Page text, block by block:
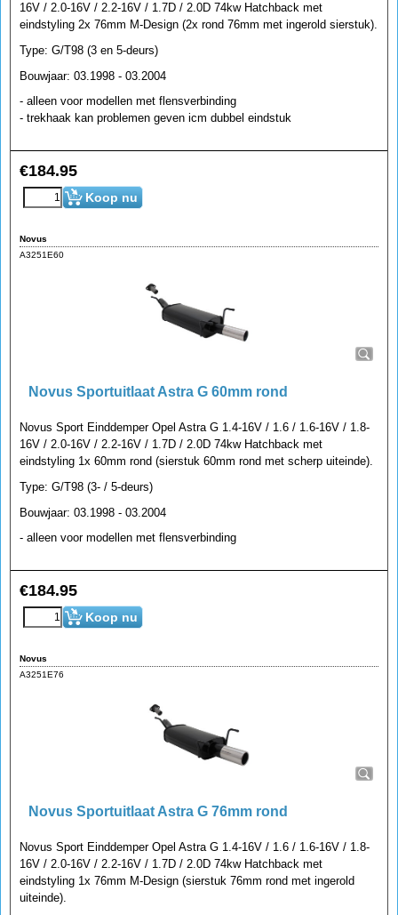
16V / 2.0-16V / 2.2-16V / 1.7D / 2.0D 74kw Hatchback met
eindstyling 2x 76mm M-Design (2x rond 76mm met ingerold sierstuk).
Type: G/T98 (3 en 5-deurs)
Bouwjaar: 03.1998 - 03.2004
- alleen voor modellen met flensverbinding
- trekhaak kan problemen geven icm dubbel eindstuk
€184.95
Koop nu
Novus
A3251E60
Novus Sportuitlaat Astra G 60mm rond
Novus Sport Einddemper Opel Astra G 1.4-16V / 1.6 / 1.6-16V / 1.8-
16V / 2.0-16V / 2.2-16V / 1.7D / 2.0D 74kw Hatchback met
eindstyling 1x 60mm rond (sierstuk 60mm rond met scherp uiteinde).
Type: G/T98 (3- / 5-deurs)
Bouwjaar: 03.1998 - 03.2004
- alleen voor modellen met flensverbinding
€184.95
Koop nu
Novus
A3251E76
Novus Sportuitlaat Astra G 76mm rond
Novus Sport Einddemper Opel Astra G 1.4-16V / 1.6 / 1.6-16V / 1.8-
16V / 2.0-16V / 2.2-16V / 1.7D / 2.0D 74kw Hatchback met
eindstyling 1x 76mm M-Design (sierstuk 76mm rond met ingerold
uiteinde).